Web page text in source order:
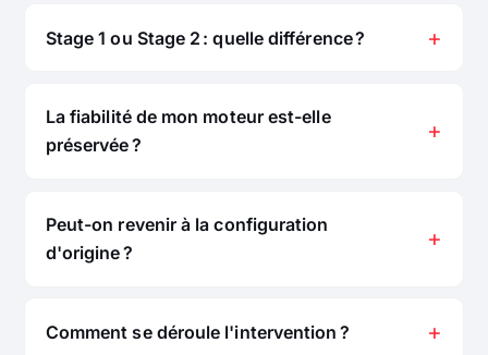
Stage 1 ou Stage 2 : quelle différence ?
La fiabilité de mon moteur est-elle
préservée ?
Peut-on revenir à la configuration
d'origine ?
Comment se déroule l'intervention ?